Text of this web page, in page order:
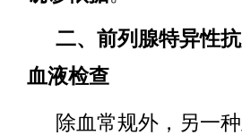
二、前列腺特异性
血液检查
除血常规外，另一